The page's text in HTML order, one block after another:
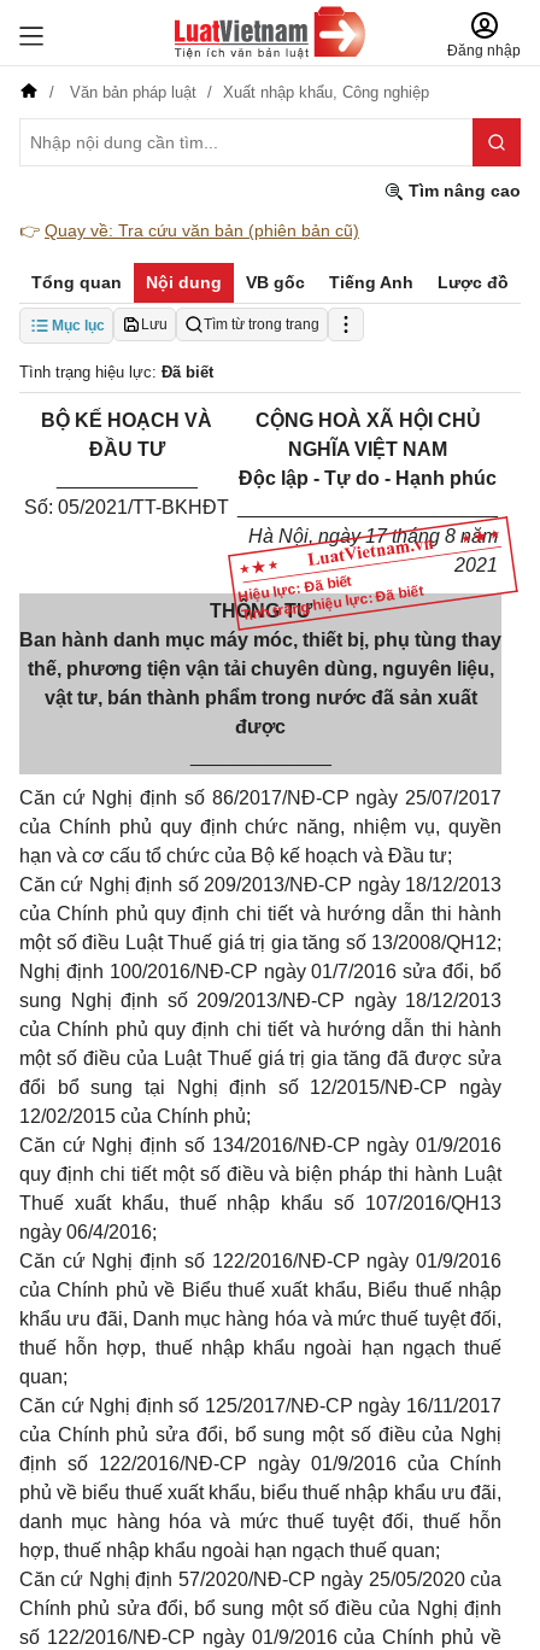
Đăng nhập
Văn bản pháp luật Xuất nhập khẩu, Công nghiệp
Tìm nâng cao
👉 Quay về: Tra cứu văn bản (phiên bản cũ)
Tổng quan Nội dung VB gốc Tiếng Anh Lược đồ
Mục lục Lưu Tìm từ trong trang
Tình trạng hiệu lực: Đã biết
Hiệu lực: Đã biết
Tình trạng hiệu lực: Đã biết
BỘ KẾ HOẠCH VÀ
ĐẦU TƯ
Số: 05/2021/TT-BKHĐT
CỘNG HOÀ XÃ HỘI CHỦ
NGHĨA VIỆT NAM
Độc lập - Tự do - Hạnh phúc
Hà Nội, ngày 17 tháng 8 năm
2021
THÔNG TƯ
Ban hành danh mục máy móc, thiết bị, phụ tùng thay
thế, phương tiện vận tải chuyên dùng, nguyên liệu,
vật tư, bán thành phẩm trong nước đã sản xuất
được
Căn cứ Nghị định số 86/2017/NĐ-CP ngày 25/07/2017
của Chính phủ quy định chức năng, nhiệm vụ, quyền
hạn và cơ cấu tổ chức của Bộ kế hoạch và Đầu tư;
Căn cứ Nghị định số 209/2013/NĐ-CP ngày 18/12/2013
của Chính phủ quy định chi tiết và hướng dẫn thi hành
một số điều Luật Thuế giá trị gia tăng số 13/2008/QH12;
Nghị định 100/2016/NĐ-CP ngày 01/7/2016 sửa đổi, bổ
sung Nghị định số 209/2013/NĐ-CP ngày 18/12/2013
của Chính phủ quy định chi tiết và hướng dẫn thi hành
một số điều của Luật Thuế giá trị gia tăng đã được sửa
đổi bổ sung tại Nghị định số 12/2015/NĐ-CP ngày
12/02/2015 của Chính phủ;
Căn cứ Nghị định số 134/2016/NĐ-CP ngày 01/9/2016
quy định chi tiết một số điều và biện pháp thi hành Luật
Thuế xuất khẩu, thuế nhập khẩu số 107/2016/QH13
ngày 06/4/2016;
Căn cứ Nghị định số 122/2016/NĐ-CP ngày 01/9/2016
của Chính phủ về Biểu thuế xuất khẩu, Biểu thuế nhập
khẩu ưu đãi, Danh mục hàng hóa và mức thuế tuyệt đối,
thuế hỗn hợp, thuế nhập khẩu ngoài hạn ngạch thuế
quan;
Căn cứ Nghị định số 125/2017/NĐ-CP ngày 16/11/2017
của Chính phủ sửa đổi, bổ sung một số điều của Nghị
định số 122/2016/NĐ-CP ngày 01/9/2016 của Chính
phủ về biểu thuế xuất khẩu, biểu thuế nhập khẩu ưu đãi,
danh mục hàng hóa và mức thuế tuyệt đối, thuế hỗn
hợp, thuế nhập khẩu ngoài hạn ngạch thuế quan;
Căn cứ Nghị định 57/2020/NĐ-CP ngày 25/05/2020 của
Chính phủ sửa đổi, bổ sung một số điều của Nghị định
số 122/2016/NĐ-CP ngày 01/9/2016 của Chính phủ về